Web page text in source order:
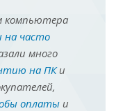
компьютера
часто
много
на ПКи
оплатыи